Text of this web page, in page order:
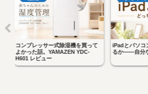
、どっちで何をす
りに決着がついた
iPadを買うなら最初は無印を選
べ。miniに手を出していい人、出